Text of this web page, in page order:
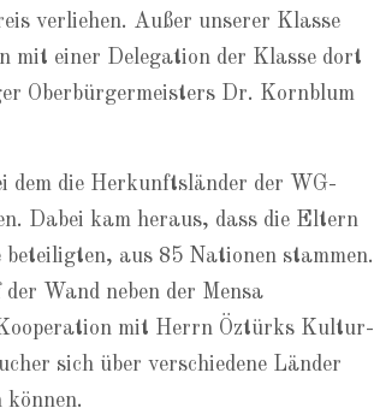
verliehen. Außer unserer Klasse
mit einer Delegation der Klasse dort
Oberbürgermeisters Dr. Kornblum
dem die Herkunftsländer der WG-
Dabei kam heraus, dass die Eltern
aus 85 Nationen stammen.
Wand neben der Mensa
mit Herrn Öztürks Kultur-
sich über verschiedene Länder
können.